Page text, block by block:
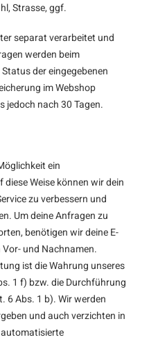
Strasse, ggf.
separat verarbeitet und
werden beim
der eingegebenen
im Webshop
jedoch nach 30 Tagen.
ein
Weise können wir dein
zu verbessern und
Um deine Anfragen zu
benötigen wir deine E-
und Nachnamen.
ist die Wahrung unseres
1 f) bzw. die Durchführung
6 Abs. 1 b). Wir werden
und auch verzichten in